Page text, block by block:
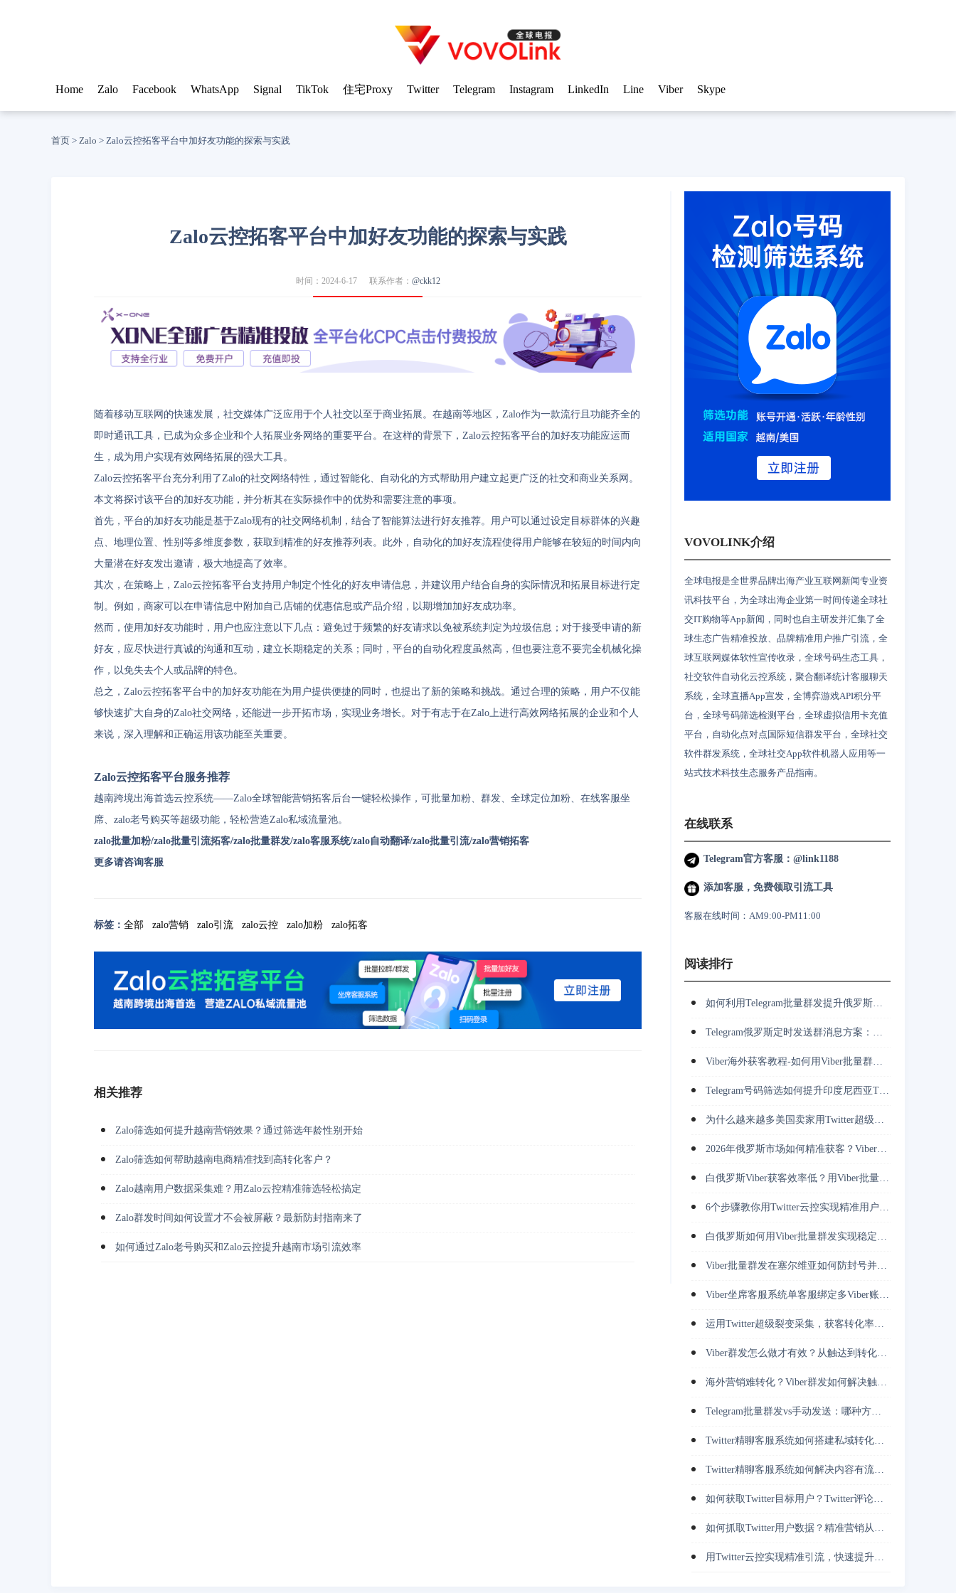
Home Zalo Facebook WhatsApp Signal TikTok 住宅Proxy Twitter Telegram Instagram LinkedIn Line Viber Skype
首页 > Zalo > Zalo云控拓客平台中加好友功能的探索与实践
Zalo云控拓客平台中加好友功能的探索与实践
时间：2024-6-17 联系作者： @ckk12
随着移动互联网的快速发展，社交媒体广泛应用于个人社交以至于商业拓展。在越南等地区，Zalo作为一款流行且功能齐全的
即时通讯工具，已成为众多企业和个人拓展业务网络的重要平台。在这样的背景下，Zalo云控拓客平台的加好友功能应运而
生，成为用户实现有效网络拓展的强大工具。
Zalo云控拓客平台充分利用了Zalo的社交网络特性，通过智能化、自动化的方式帮助用户建立起更广泛的社交和商业关系网。
本文将探讨该平台的加好友功能，并分析其在实际操作中的优势和需要注意的事项。
首先，平台的加好友功能是基于Zalo现有的社交网络机制，结合了智能算法进行好友推荐。用户可以通过设定目标群体的兴趣
点、地理位置、性别等多维度参数，获取到精准的好友推荐列表。此外，自动化的加好友流程使得用户能够在较短的时间内向
大量潜在好友发出邀请，极大地提高了效率。
其次，在策略上，Zalo云控拓客平台支持用户制定个性化的好友申请信息，并建议用户结合自身的实际情况和拓展目标进行定
制。例如，商家可以在申请信息中附加自己店铺的优惠信息或产品介绍，以期增加加好友成功率。
然而，使用加好友功能时，用户也应注意以下几点：避免过于频繁的好友请求以免被系统判定为垃圾信息；对于接受申请的新
好友，应尽快进行真诚的沟通和互动，建立长期稳定的关系；同时，平台的自动化程度虽然高，但也要注意不要完全机械化操
作，以免失去个人或品牌的特色。
总之，Zalo云控拓客平台中的加好友功能在为用户提供便捷的同时，也提出了新的策略和挑战。通过合理的策略，用户不仅能
够快速扩大自身的Zalo社交网络，还能进一步开拓市场，实现业务增长。对于有志于在Zalo上进行高效网络拓展的企业和个人
来说，深入理解和正确运用该功能至关重要。
Zalo云控拓客平台服务推荐
越南跨境出海首选云控系统——Zalo全球智能营销拓客后台一键轻松操作，可批量加粉、群发、全球定位加粉、在线客服坐
席、zalo老号购买等超级功能，轻松营造Zalo私域流量池。
zalo批量加粉/zalo批量引流拓客/zalo批量群发/zalo客服系统/zalo自动翻译/zalo批量引流/zalo营销拓客
更多请咨询客服
标签： 全部 zalo营销 zalo引流 zalo云控 zalo加粉 zalo拓客
相关推荐
Zalo筛选如何提升越南营销效果？通过筛选年龄性别开始
Zalo筛选如何帮助越南电商精准找到高转化客户？
Zalo越南用户数据采集难？用Zalo云控精准筛选轻松搞定
Zalo群发时间如何设置才不会被屏蔽？最新防封指南来了
如何通过Zalo老号购买和Zalo云控提升越南市场引流效率
VOVOLINK介绍
全球电报是全世界品牌出海产业互联网新闻专业资
讯科技平台，为全球出海企业第一时间传递全球社
交IT购物等App新闻，同时也自主研发并汇集了全
球生态广告精准投放、品牌精准用户推广引流，全
球互联网媒体软性宣传收录，全球号码生态工具，
社交软件自动化云控系统，聚合翻译统计客服聊天
系统，全球直播App宣发，全博弈游戏API积分平
台，全球号码筛选检测平台，全球虚拟信用卡充值
平台，自动化点对点国际短信群发平台，全球社交
软件群发系统，全球社交App软件机器人应用等一
站式技术科技生态服务产品指南。
在线联系
Telegram官方客服：@link1188
添加客服，免费领取引流工具
客服在线时间：AM9:00-PM11:00
阅读排行
如何利用Telegram批量群发提升俄罗斯市场客户开发效率？
Telegram俄罗斯定时发送群消息方案：多账号群发、客服承接与长期运营
Viber海外获客教程-如何用Viber批量群发完成客户触达与跟进？
Telegram号码筛选如何提升印度尼西亚TG营销转化率与获客效率？
为什么越来越多美国卖家用Twitter超级裂变采集挖掘竞对用户并做私信转化？
2026年俄罗斯市场如何精准获客？Viber批量群发正在改变推广方式
白俄罗斯Viber获客效率低？用Viber批量群发解决触达难题
6个步骤教你用Twitter云控实现精准用户获取与高效转化
白俄罗斯如何用Viber批量群发实现稳定触达并持续获取精准用户？
Viber批量群发在塞尔维亚如何防封号并降低营销成本？
Viber坐席客服系统单客服绑定多Viber账号，越南客户承接效率倍增
运用Twitter超级裂变采集，获客转化率提升3倍的实战策略
Viber群发怎么做才有效？从触达到转化完整指南
海外营销难转化？Viber群发如何解决触达问题
Telegram批量群发vs手动发送：哪种方式更高效稳定？
Twitter精聊客服系统如何搭建私域转化体系（教程+技巧）
Twitter精聊客服系统如何解决内容有流量却无转化问题
如何获取Twitter目标用户？Twitter评论用户采集避免无效引流
如何抓取Twitter用户数据？精准营销从这里开始
用Twitter云控实现精准引流，快速提升用户转化率